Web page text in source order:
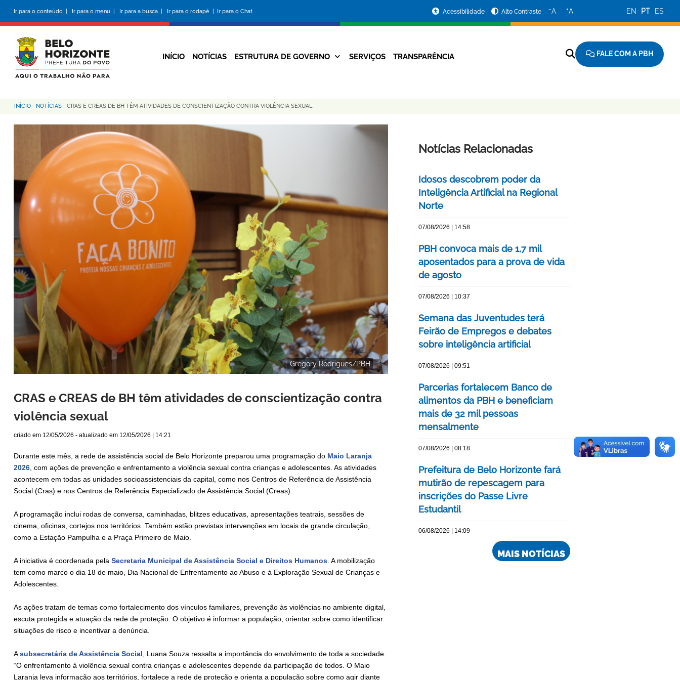
conteúdo
principal
Ir para o conteúdo | Ir para o menu | Ir para a busca | Ir para o rodapé | Ir para o Chat
da
Prefeitura
Acessibilidade Alto Contraste −A +A EN PT ES
Navegação
INÍCIO NOTÍCIAS ESTRUTURA DE GOVERNO SERVIÇOS TRANSPARÊNCIA FALE COM A PBH
Trilha
de
navegação
INÍCIO - NOTÍCIAS - CRAS E CREAS DE BH TÊM ATIVIDADES DE CONSCIENTIZAÇÃO CONTRA VIOLÊNCIA SEXUAL
Gregory Rodrigues/PBH
CRAS e CREAS de BH têm atividades de conscientização contra
violência sexual
criado em 12/05/2026 - atualizado em 12/05/2026 | 14:21
Durante este mês, a rede de assistência social de Belo Horizonte preparou uma programação do Maio Laranja
2026, com ações de prevenção e enfrentamento a violência sexual contra crianças e adolescentes. As atividades
acontecem em todas as unidades socioassistenciais da capital, como nos Centros de Referência de Assistência
Social (Cras) e nos Centros de Referência Especializado de Assistência Social (Creas).
A programação inclui rodas de conversa, caminhadas, blitzes educativas, apresentações teatrais, sessões de
cinema, oficinas, cortejos nos territórios. Também estão previstas intervenções em locais de grande circulação,
como a Estação Pampulha e a Praça Primeiro de Maio.
A iniciativa é coordenada pela Secretaria Municipal de Assistência Social e Direitos Humanos. A mobilização
tem como marco o dia 18 de maio, Dia Nacional de Enfrentamento ao Abuso e à Exploração Sexual de Crianças e
Adolescentes.
As ações tratam de temas como fortalecimento dos vínculos familiares, prevenção às violências no ambiente digital,
escuta protegida e atuação da rede de proteção. O objetivo é informar a população, orientar sobre como identificar
situações de risco e incentivar a denúncia.
Asubsecretária de Assistência Social, Luana Souza ressalta a importância do envolvimento de toda a sociedade.
“O enfrentamento à violência sexual contra crianças e adolescentes depende da participação de todos. O Maio
Laranja leva informação aos territórios, fortalece a rede de proteção e orienta a população sobre como agir diante
Notícias Relacionadas
Idosos descobrem poder da
Inteligência Artificial na Regional
Norte
07/08/2026 | 14:58
PBH convoca mais de 1,7 mil
aposentados para a prova de vida
de agosto
07/08/2026 | 10:37
Semana das Juventudes terá
Feirão de Empregos e debates
sobre inteligência artificial
07/08/2026 | 09:51
Parcerias fortalecem Banco de
alimentos da PBH e beneficiam
mais de 32 mil pessoas
mensalmente
07/08/2026 | 08:18
Prefeitura de Belo Horizonte fará
mutirão de repescagem para
inscrições do Passe Livre
Estudantil
06/08/2026 | 14:09
MAIS NOTÍCIAS